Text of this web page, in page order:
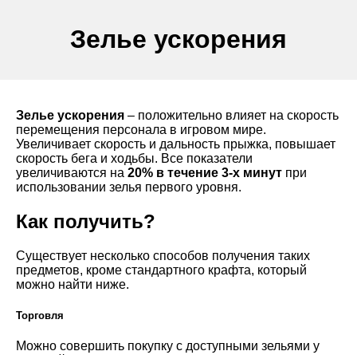
Зелье ускорения
Зелье ускорения – положительно влияет на скорость
перемещения персонала в игровом мире.
Увеличивает скорость и дальность прыжка, повышает
скорость бега и ходьбы. Все показатели
увеличиваются на 20% в течение 3-х минут при
использовании зелья первого уровня.
Как получить?
Существует несколько способов получения таких
предметов, кроме стандартного крафта, который
можно найти ниже.
Торговля
Можно совершить покупку с доступными зельями у